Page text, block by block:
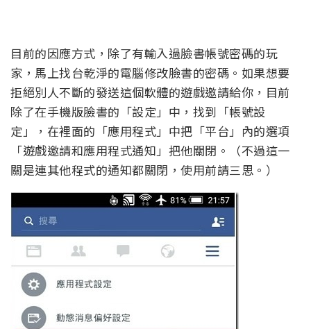
目前的因應方式，除了有輸入過臉書帳號密碼的玩
家，馬上找台乾淨的電腦修改臉書的密碼。如果想要
拒絕別人不斷的發送這個軟體的遊戲邀請給你，目前
除了在手機版臉書的「設定」中，找到「帳號設
定」，在裡面的「應用程式」中把「平台」內的選項
「遊戲邀請和應用程式通知」把他關閉。（不過這一
關是連其他程式的通知都關閉，使用前請三思。）